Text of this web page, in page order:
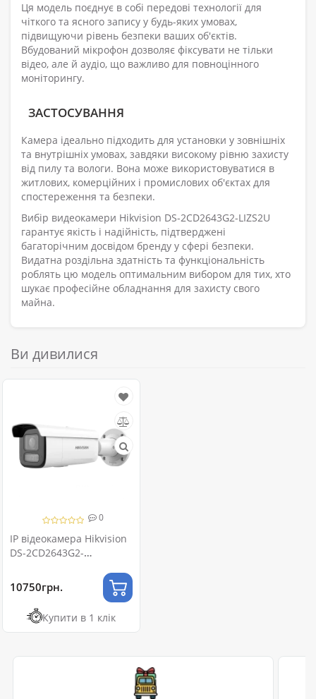
Ця модель поєднує в собі передові технології для
чіткого та ясного запису у будь-яких умовах,
підвищуючи рівень безпеки ваших об'єктів.
Вбудований мікрофон дозволяє фіксувати не тільки
відео, але й аудіо, що важливо для повноцінного
моніторингу.
ЗАСТОСУВАННЯ
Камера ідеально підходить для установки у зовнішніх
та внутрішніх умовах, завдяки високому рівню захисту
від пилу та вологи. Вона може використовуватися в
житлових, комерційних і промислових об'єктах для
спостереження та безпеки.
Вибір видеокамери Hikvision DS-2CD2643G2-LIZS2U
гарантує якість і надійність, підтверджені
багаторічним досвідом бренду у сфері безпеки.
Видатна роздільна здатність та функціональність
роблять цю модель оптимальним вибором для тих, хто
шукає професійне обладнання для захисту свого
майна.
Ви дивилися
0
IP відеокамера Hikvision
DS-2CD2643G2-
мікрофоном
10750грн.
Купити в 1 клік